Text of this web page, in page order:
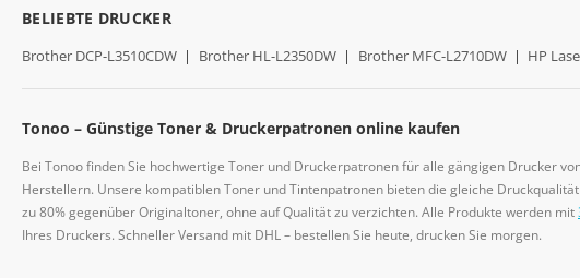
BELIEBTE DRUCKER
Brother DCP-L3510CDW | Brother HL-L2350DW | Brother MFC-L2710DW | HP
Tonoo – Günstige Toner & Druckerpatronen online kaufen
Bei Tonoo finden Sie hochwertige Toner und Druckerpatronen für alle gängigen Drucker
Herstellern. Unsere kompatiblen Toner und Tintenpatronen bieten die gleiche
zu 80% gegenüber Originaltoner, ohne auf Qualität zu verzichten. Alle Produkte werden mit
Ihres Druckers. Schneller Versand mit DHL – bestellen Sie heute, drucken Sie morgen.